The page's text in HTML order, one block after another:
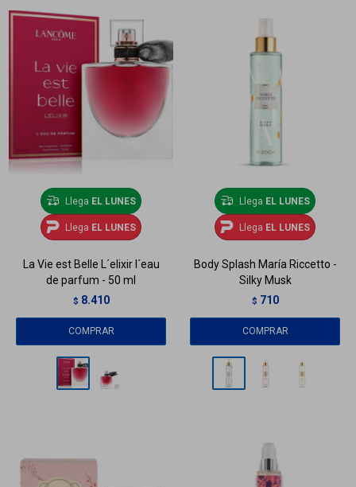
Llega EL LUNES
Llega EL LUNES
La Vie est Belle L´elixir l´eau
de parfum - 50 ml
$ 8.410
Llega EL LUNES
Llega EL LUNES
Body Splash María Riccetto -
Silky Musk
$ 710